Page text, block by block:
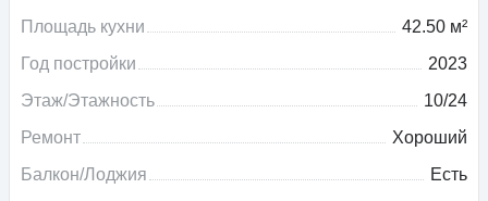
Площадь кухни
42.50 м²
Год постройки
2023
Этаж/Этажность
10/24
Ремонт
Хороший
Балкон/Лоджия
Есть